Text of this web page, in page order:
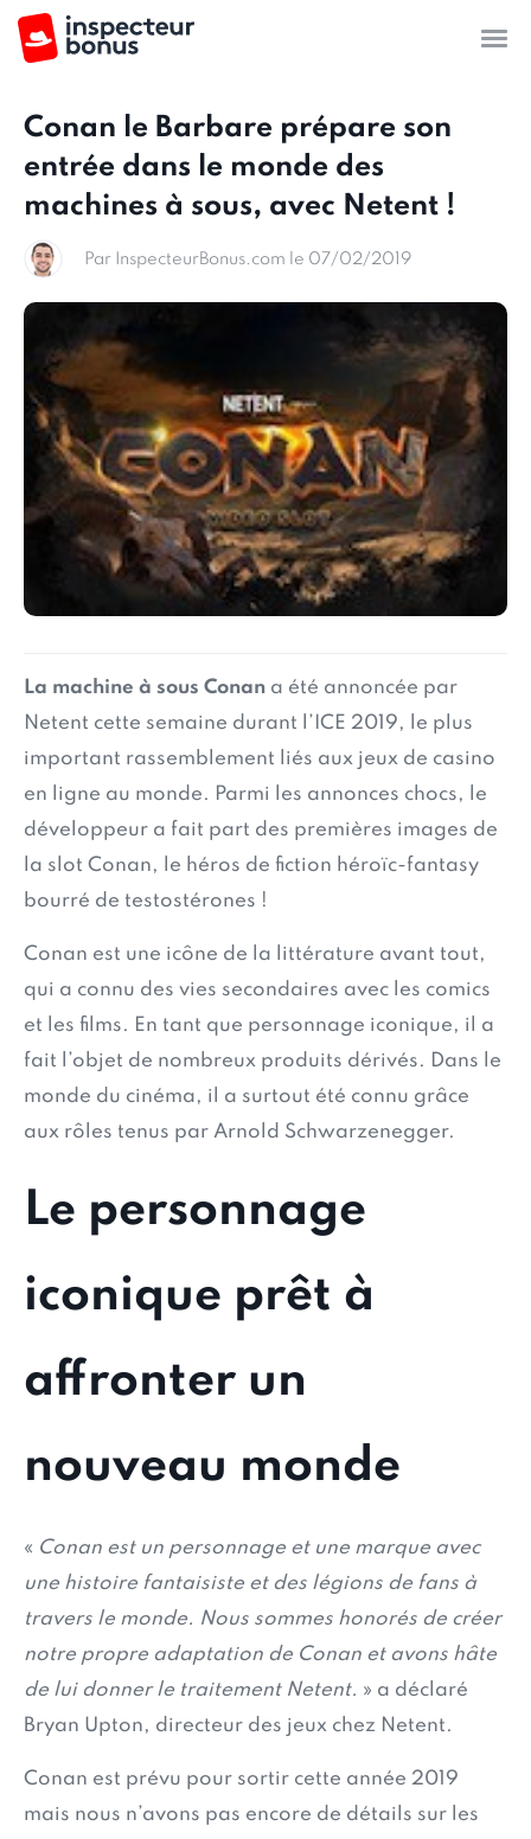
Conan le Barbare prépare son
entrée dans le monde des
machines à sous, avec Netent !
Par InspecteurBonus.com le 07/02/2019
La machine à sous Conan a été annoncée par
Netent cette semaine durant l’ICE 2019, le plus
important rassemblement liés aux jeux de casino
en ligne au monde. Parmi les annonces chocs, le
développeur a fait part des premières images de
la slot Conan, le héros de fiction héroïc-fantasy
bourré de testostérones !
Conan est une icône de la littérature avant tout,
qui a connu des vies secondaires avec les comics
et les films. En tant que personnage iconique, il a
fait l’objet de nombreux produits dérivés. Dans le
monde du cinéma, il a surtout été connu grâce
aux rôles tenus par Arnold Schwarzenegger.
Le personnage
iconique prêt à
affronter un
nouveau monde
« Conan est un personnage et une marque avec
une histoire fantaisiste et des légions de fans à
travers le monde. Nous sommes honorés de créer
notre propre adaptation de Conan et avons hâte
de lui donner le traitement Netent. » a déclaré
Bryan Upton, directeur des jeux chez Netent.
Conan est prévu pour sortir cette année 2019
mais nous n’avons pas encore de détails sur les